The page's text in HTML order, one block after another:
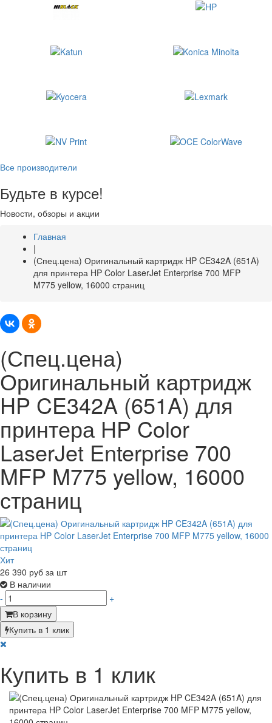
Все производители
Будьте в курсе!
Новости, обзоры и акции
Главная
|
(Спец.цена) Оригинальный картридж HP CE342A (651A)
для принтера HP Color LaserJet Enterprise 700 MFP
M775 yellow, 16000 страниц
(Спец.цена)
Оригинальный картридж
HP CE342A (651A) для
принтера HP Color
LaserJet Enterprise 700
MFP M775 yellow, 16000
страниц
Хит
26 390 руб за шт
В наличии
-
+
В корзину
Купить в 1 клик
Купить в 1 клик